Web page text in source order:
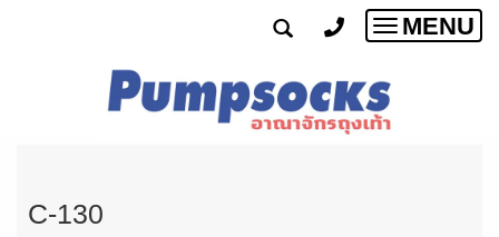
Toggle
MENU
C-130